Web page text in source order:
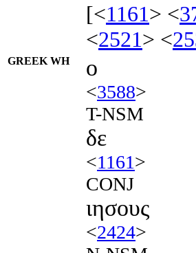
[<1161> <
<2521> <
GREEK WH ο
<3588>
T-NSM
δε
<1161>
CONJ
ιησους
<2424>